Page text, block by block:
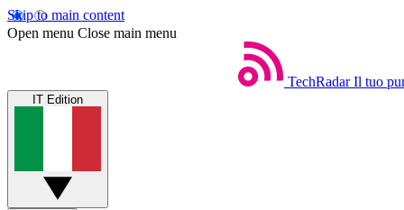
Skip to main content
Open menu Close main menu
TechRadar Il tuo
IT Edition